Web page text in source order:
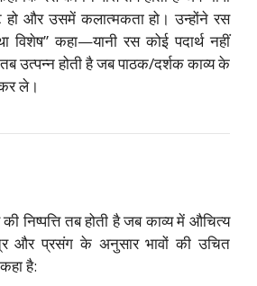
हो और उसमें कलात्मकता हो। उन्होंने रस
विशेष” कहा—यानी रस कोई पदार्थ नहीं
उत्पन्न होती है जब पाठक/दर्शक काव्य के
कर ले।
निष्पत्ति तब होती है जब काव्य में औचित्य
और प्रसंग के अनुसार भावों की उचित
है: